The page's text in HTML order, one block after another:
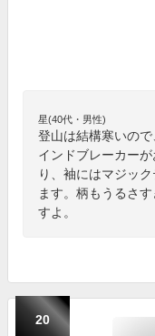
星(40代・男性)
登山は結構寒いの
インドブレーカー
り、袖にはマジッ
ます。柄もうるさ
すよ。
20